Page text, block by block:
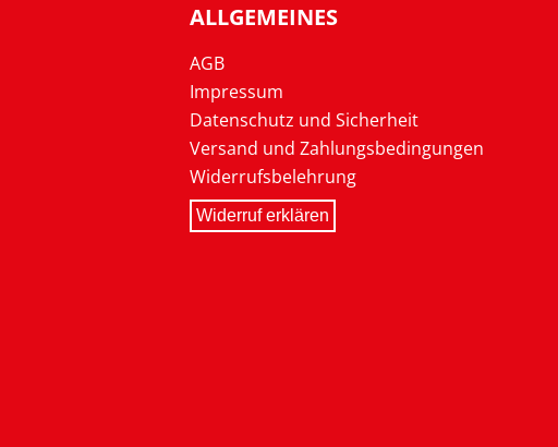
ALLGEMEINES
AGB
Impressum
Datenschutz und Sicherheit
Versand und Zahlungsbedingungen
Widerrufsbelehrung
Widerruf erklären